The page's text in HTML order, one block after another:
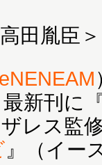
田胤臣＞
新刊に
レス監
』（イー